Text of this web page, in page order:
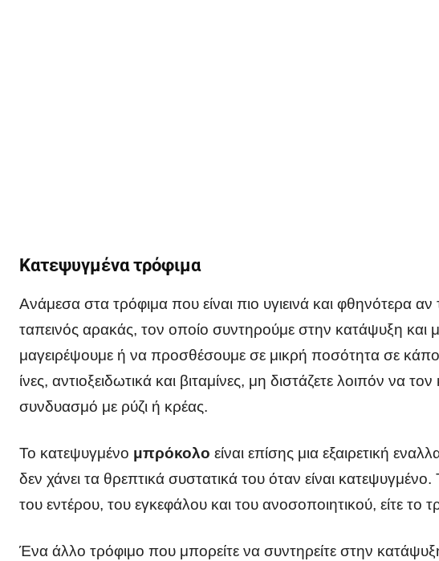
Κατεψυγμένα τρόφιμα
Ανάμεσα στα τρόφιμα που είναι πιο υγιεινά και φθηνότερα
ταπεινός αρακάς, τον οποίο συντηρούμε στην κατάψυξη
μαγειρέψουμε ή να προσθέσουμε σε μικρή ποσότητα σε
ίνες, αντιοξειδωτικά και βιταμίνες, μη διστάζετε λοιπόν να
συνδυασμό με ρύζι ή κρέας.
Το κατεψυγμένο μπρόκολο είναι επίσης μια εξαιρετική
δεν χάνει τα θρεπτικά συστατικά του όταν είναι
του εντέρου, του εγκεφάλου και του ανοσοποιητικού, είτε το
Ένα άλλο τρόφιμο που μπορείτε να συντηρείτε στην κατάψυξη